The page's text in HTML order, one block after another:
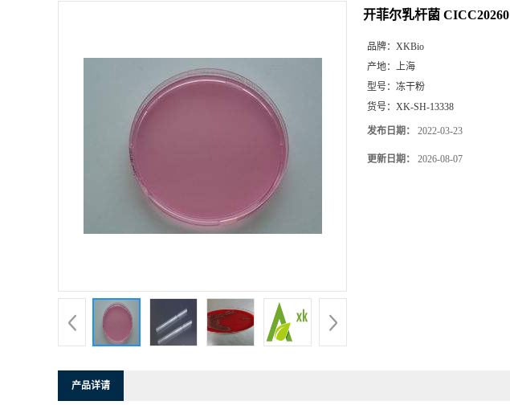
开菲尔乳杆菌 CICC20260
品牌： XKBio
产地： 上海
型号： 冻干粉
货号： XK-SH-13338
发布日期： 2022-03-23
更新日期： 2026-08-07
产品详请